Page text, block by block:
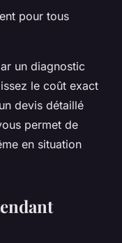
pour tous
un diagnostic
le coût exact
devis détaillé
permet de
en situation